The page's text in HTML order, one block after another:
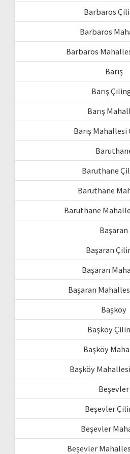
Barbaros
Barbaros
Barbaros
Barış
Barış
Barış
Barış
Baruthane
Baruthane
Baruthane
Başaran
Başaran
Başaran
Başaran
Başköy
Başköy
Başköy
Başköy
Beşevler
Beşevler
Beşevler
Beşevler